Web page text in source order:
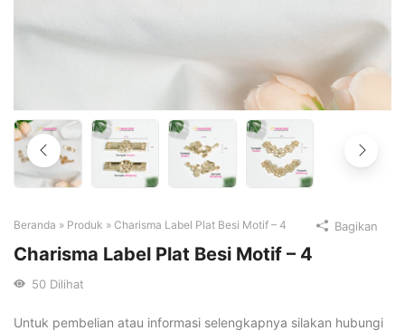
Beranda » Produk » Charisma Label Plat Besi Motif – 4
Charisma Label Plat Besi Motif – 4
50 Dilihat
Untuk pembelian atau informasi selengkapnya silakan hubungi
Bagikan